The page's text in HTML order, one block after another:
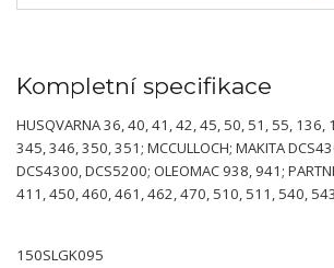
Kompletní specifikace
HUSQVARNA 36, 40, 41, 42, 45, 50, 51, 55,
345, 346, 350, 351; MCCULLOCH; MAKITA
DCS4300, DCS5200; OLEOMAC 938, 941;
411, 450, 460, 461, 462, 470, 510, 511, 540, 543
150SLGK095